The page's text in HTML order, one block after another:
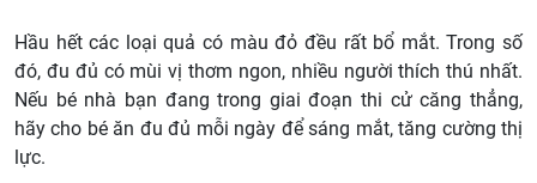
Hầu hết các loại quả có màu đỏ đều rất bổ mắt. Trong số
đó, đu đủ có mùi vị thơm ngon, nhiều người thích thú nhất.
Nếu bé nhà bạn đang trong giai đoạn thi cử căng thẳng,
hãy cho bé ăn đu đủ mỗi ngày để sáng mắt, tăng cường thị
lực.